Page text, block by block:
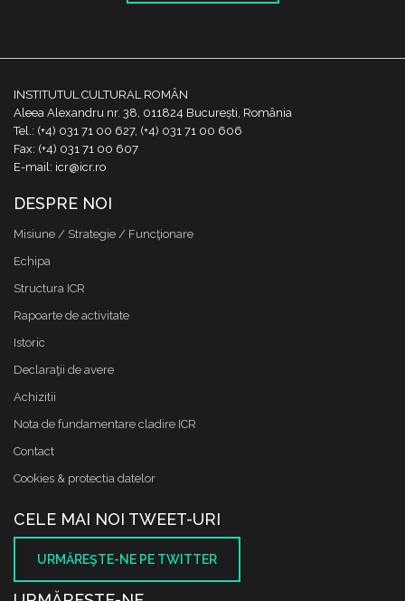
INSTITUTUL CULTURAL ROMÂN
Aleea Alexandru nr. 38, 011824 București, România
Tel.: (+4) 031 71 00 627, (+4) 031 71 00 606
Fax: (+4) 031 71 00 607
E-mail: icr@icr.ro
DESPRE NOI
Misiune / Strategie / Funcţionare
Echipa
Structura ICR
Rapoarte de activitate
Istoric
Declaraţii de avere
Achizitii
Nota de fundamentare cladire ICR
Contact
Cookies & protectia datelor
CELE MAI NOI TWEET-URI
URMĂREŞTE-NE PE TWITTER